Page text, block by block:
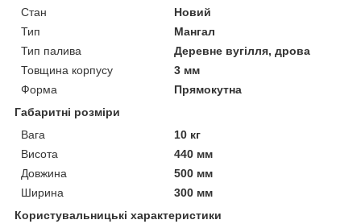
Стан
Новий
Тип
Мангал
Тип палива
Деревне вугілля, дрова
Товщина корпусу
3 мм
Форма
Прямокутна
Габаритні розміри
Вага
10 кг
Висота
440 мм
Довжина
500 мм
Ширина
300 мм
Користувальницькі характеристики